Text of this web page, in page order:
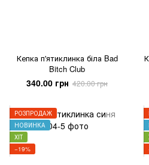
Кепка п'ятиклинка біла Bad
Bitch Club
340.00 грн 420.00 грн
РОЗПРОДАЖ
НОВИНКА
ХІТ
−19%